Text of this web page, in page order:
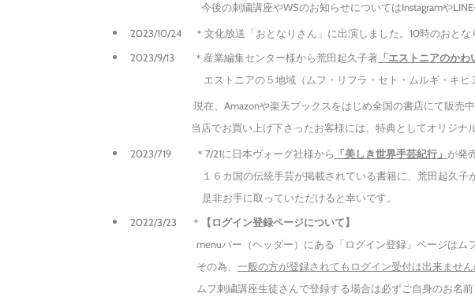
今後の刺繍講座やWSのお知らせについてはInstagramやLINE公式
2023/10/24
＊文化放送「おとなりさん」に出演しました。10時のおとな
2023/9/13 ＊産業編集センター様から荒田起久子著 「エストニアのか
エストニアの５地域（ムフ・リフラ・セト・ムルギ・キヒヌ）
現在、Amazonや楽天ブックスをはじめ全国の書店にて販売中で
当店でお買い上げ下さったお客様には、特典としてオリジナルポスト
2023/719 ＊7/21に日本ヴォーグ社様から 「美しき世界手芸紀行」 が発
１６カ国の伝統手芸が掲載されている書籍に、荒田起久子が執筆
​ 是非お手に取っていただけると幸いです。
2022/3/23 ＊
【ログイン登録ページについて】
menuバー（ヘッダー）にある「ログイン登録」ページはムフ刺
その為、 一般の方が登録されてもログイン受付は出来ません
ムフ刺繍講座生徒さんで登録する場合は必ずご自身のお名前を入